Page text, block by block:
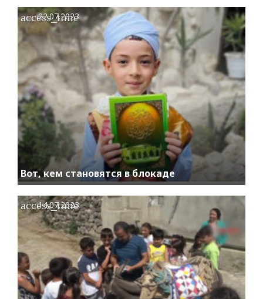
Вот, кем становятся в блокаде
access_time
22.07.2023
access_time
14.07.2023